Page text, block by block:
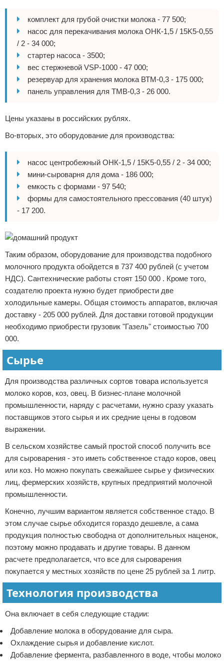
комплект для грубой очистки молока - 77 500;
насос для перекачивания молока ОНК-1,5 / 15K5-0,55
/ 2 - 34 000;
стартер насоса - 3500;
вес стержневой VSP-1000 - 47 000;
резервуар для хранения молока ВТМ-0,3 - 175 000;
панель управления для ТМВ-0,3 - 26 000.
Цены указаны в российских рублях.
Во-вторых, это оборудование для производства:
насос центробежный ОНК-1,5 / 15K5-0,55 / 2 - 34 000;
мини-сыроварня для дома - 186 000;
емкость с формами - 97 540;
формы для самостоятельного прессования (40 штук)
- 17 200.
Таким образом, оборудование для производства подобного
молочного продукта обойдется в 737 400 рублей (с учетом
НДС). Сантехнические работы стоят 150 000 . Кроме того,
создателю проекта нужно будет приобрести две
холодильные камеры. Общая стоимость аппаратов, включая
доставку - 205 000 рублей. Для доставки готовой продукции
необходимо приобрести грузовик "Газель" стоимостью 700
000.
Сырье
Для производства различных сортов товара используется
молоко коров, коз, овец. В бизнес-плане молочной
промышленности, наряду с расчетами, нужно сразу указать
поставщиков этого сырья и их средние цены в годовом
выражении.
В сельском хозяйстве самый простой способ получить все
для сыроварения - это иметь собственное стадо коров, овец
или коз. Но можно покупать свежайшее сырье у физических
лиц, фермерских хозяйств, крупных предприятий молочной
промышленности.
Конечно, лучшим вариантом является собственное стадо. В
этом случае сырье обходится гораздо дешевле, а сама
продукция полностью свободна от дополнительных наценок,
поэтому можно продавать и другие товары. В данном
расчете предполагается, что все для сыроварения
покупается у местных хозяйств по цене 25 рублей за 1 литр.
Технология производства
Она включает в себя следующие стадии:
Добавление молока в оборудование для сыра.
Охлаждение сырья и добавление кислот.
Добавление фермента, разбавленного в воде, чтобы молоко